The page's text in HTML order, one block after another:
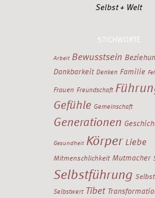
Selbst + Welt
STICHWORTE
Arbeit Bewusstsein
Dankbarkeit Denken Familie
Frauen Freundschaft
Gefühle Gemeinschaft
Generationen
Gesundheit KörperLiebe
Mitmenschlichkeit Mutmacher
Selbstführung
Selbstwert Tibet